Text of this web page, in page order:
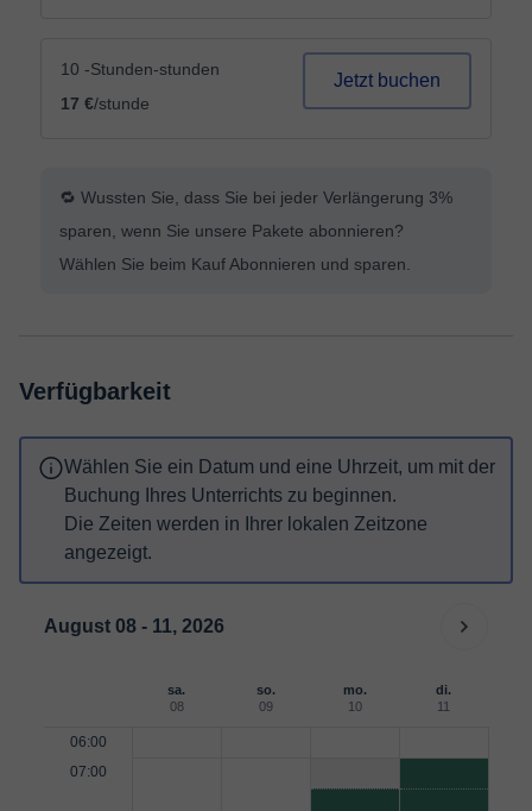
10 -Stunden-stunden
17 €/stunde
Jetzt buchen
🔁 Wussten Sie, dass Sie bei jeder Verlängerung 3%
sparen, wenn Sie unsere Pakete abonnieren?
Wählen Sie beim Kauf Abonnieren und sparen.
Verfügbarkeit
Wählen Sie ein Datum und eine Uhrzeit, um mit der
Buchung Ihres Unterrichts zu beginnen.
Die Zeiten werden in Ihrer lokalen Zeitzone
angezeigt.
August 08 - 11, 2026
sa.
08
so.
09
mo.
10
di.
11
06:00
07:00